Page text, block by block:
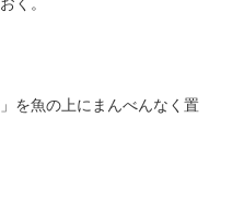
を魚の上にまんべんなく置